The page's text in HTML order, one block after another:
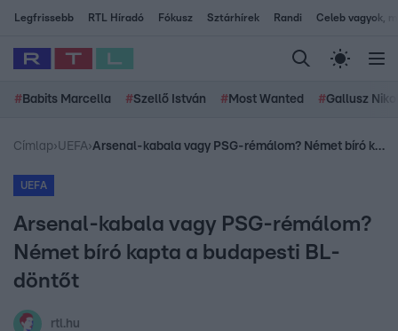
Legfrissebb RTL Híradó Fókusz Sztárhírek Randi Celeb vagyok,
# Babits Marcella #Szellő István # Most Wanted #Gallusz
Címlap›UEFA› Arsenal-kabala vagy PSG-rémálom? Német bíró kapta a budapesti BL-döntőt
UEFA
Arsenal-kabala vagy PSG-rémálom?
Német bíró kapta a budapesti BL-
döntőt
rtl.hu